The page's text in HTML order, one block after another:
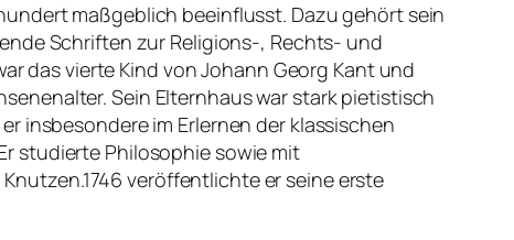
maßgeblich beeinflusst. Dazu gehört sein
Schriften zur Religions-, Rechts- und
das vierte Kind von Johann Georg Kant und
Sein Elternhaus war stark pietistisch
insbesondere im Erlernen der klassischen
studierte Philosophie sowie mit
veröffentlichte er seine erste